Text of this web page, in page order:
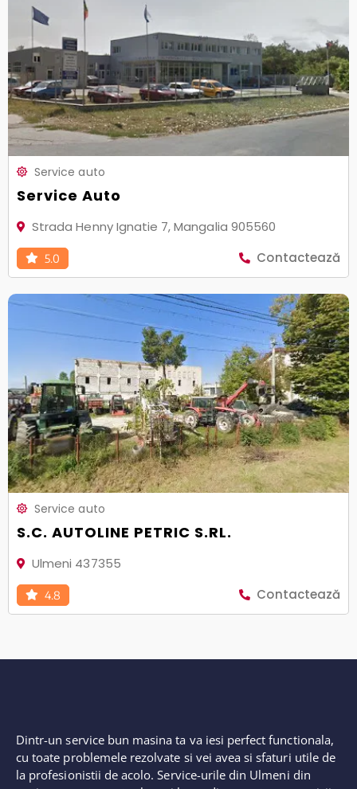
Service auto
Service Auto
Strada Henny Ignatie 7, Mangalia 905560
5.0 Contactează
Service auto
S.C. AUTOLINE PETRIC S.RL.
Ulmeni 437355
4.8 Contactează
Dintr-un service bun masina ta va iesi perfect functionala,
cu toate problemele rezolvate si vei avea si sfaturi utile de
la profesionistii de acolo. Service-urile din Ulmeni din